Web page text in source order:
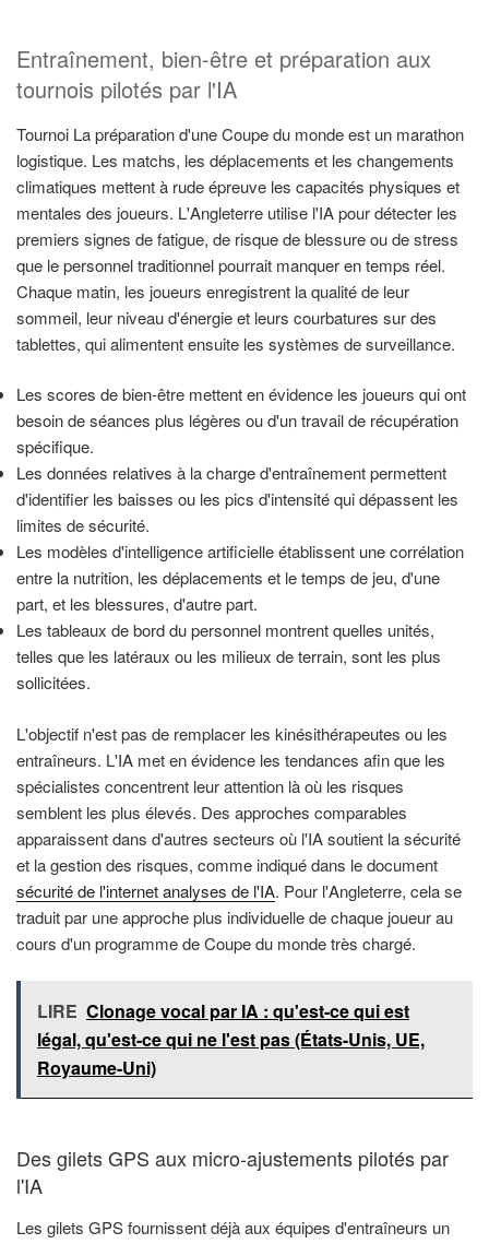
Entraînement, bien-être et préparation aux
tournois pilotés par l'IA
Tournoi La préparation d'une Coupe du monde est un marathon
logistique. Les matchs, les déplacements et les changements
climatiques mettent à rude épreuve les capacités physiques et
mentales des joueurs. L'Angleterre utilise l'IA pour détecter les
premiers signes de fatigue, de risque de blessure ou de stress
que le personnel traditionnel pourrait manquer en temps réel.
Chaque matin, les joueurs enregistrent la qualité de leur
sommeil, leur niveau d'énergie et leurs courbatures sur des
tablettes, qui alimentent ensuite les systèmes de surveillance.
Les scores de bien-être mettent en évidence les joueurs qui ont
besoin de séances plus légères ou d'un travail de récupération
spécifique.
Les données relatives à la charge d'entraînement permettent
d'identifier les baisses ou les pics d'intensité qui dépassent les
limites de sécurité.
Les modèles d'intelligence artificielle établissent une corrélation
entre la nutrition, les déplacements et le temps de jeu, d'une
part, et les blessures, d'autre part.
Les tableaux de bord du personnel montrent quelles unités,
telles que les latéraux ou les milieux de terrain, sont les plus
sollicitées.
L'objectif n'est pas de remplacer les kinésithérapeutes ou les
entraîneurs. L'IA met en évidence les tendances afin que les
spécialistes concentrent leur attention là où les risques
semblent les plus élevés. Des approches comparables
apparaissent dans d'autres secteurs où l'IA soutient la sécurité
et la gestion des risques, comme indiqué dans le document
sécurité de l'internet analyses de l'IA. Pour l'Angleterre, cela se
traduit par une approche plus individuelle de chaque joueur au
cours d'un programme de Coupe du monde très chargé.
LIRE Clonage vocal par IA : qu'est-ce qui est
légal, qu'est-ce qui ne l'est pas (États-Unis, UE,
Royaume-Uni)
Des gilets GPS aux micro-ajustements pilotés par
l'IA
Les gilets GPS fournissent déjà aux équipes d'entraîneurs un